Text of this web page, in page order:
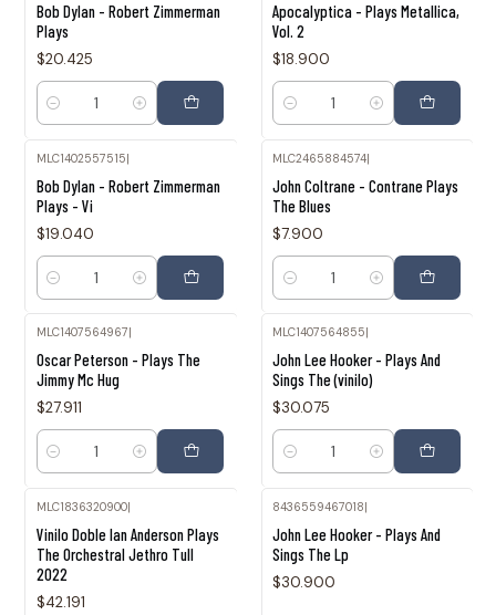
Bob Dylan - Robert Zimmerman
Plays
$20.425
Cantidad
Apocalyptica - Plays Metallica,
Vol. 2
$18.900
Cantidad
MLC1402557515|
Bob Dylan - Robert Zimmerman
Plays - Vi
$19.040
Cantidad
MLC2465884574|
John Coltrane - Contrane Plays
The Blues
$7.900
Cantidad
MLC1407564967
Oscar Peterson - Plays The
Jimmy Mc Hug
$27.911
Cantidad
MLC1407564855
John Lee Hooker - Plays And
Sings The (vinilo)
$30.075
Cantidad
MLC1836320900|
Vinilo Doble Ian Anderson Plays
The Orchestral Jethro Tull
2022
$42.191
8436559467018|
John Lee Hooker - Plays And
Sings The Lp
$30.900